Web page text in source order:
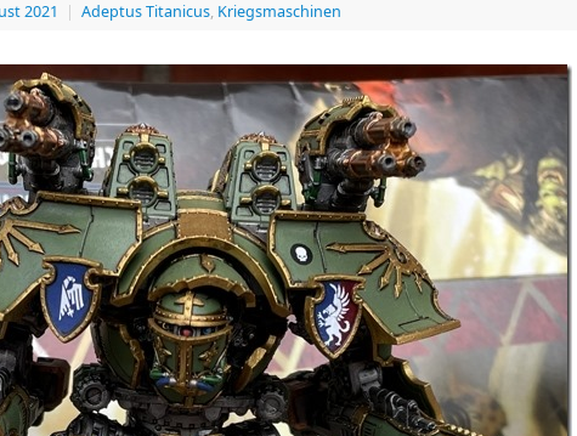
2021 | Adeptus Titanicus, Kriegsmaschinen